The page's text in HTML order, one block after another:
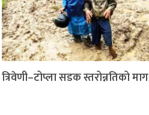
त्रिवेणी–टोप्ला सडक स्तरोन्नतिको माग